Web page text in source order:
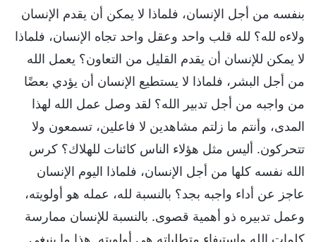
بنفسه من أجل الإنسان، فلماذا لا يمكن أن يقدم الإنسان
ولاءه لله؟ لله قلب واحد وعقل واحد تجاه الإنسان، فلماذا
لا يمكن للإنسان أن يقدم القليل من التعاون؟ يعمل الله
من أجل البشر، فلماذا لا يستطيع الإنسان أن يؤدي بعضًا
من واجبه من أجل تدبير الله؟ لقد وصل عمل الله لهذا
المدى، وأنتم ما زلتم مشاهدين لا فاعلين، تسمعون ولا
تتحركون. أليس مثل هؤلاء الناس كائنات للهلاك؟ كرس
الله نفسه كلها من أجل الإنسان، فلماذا اليوم الإنسان
عاجز عن أداء واجبه بجد؟ بالنسبة لله، عمله هو أولويته،
وعمل تدبيره ذو أهمية قصوى. بالنسبة للإنسان ممارسة
كلمات الله واستيفاء متطلباته هي أولويته. هذا ما ينبغي